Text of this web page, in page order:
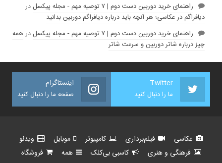
راهنمای خرید دوربین دست دوم | ۷ توصیه مهم - مجله پیکسل
در
دیافراگم در عکاسی؛ هر آنچه باید درباره دیافراگم دوربین بدانید
راهنمای خرید دوربین دست دوم | ۷ توصیه مهم - مجله پیکسل
در همه
چیز درباره شاتر دوربین و سرعت شاتر
Twitter
ما را دنبال کنید
اینستاگرام
صفحه ما را دنبال کنید
عکاسی فیلم‌برداری کامپیوتر موبایل
ویدئو
فرهنگی و هنری
کاسبی بی‌کلک همه
فروشگاه